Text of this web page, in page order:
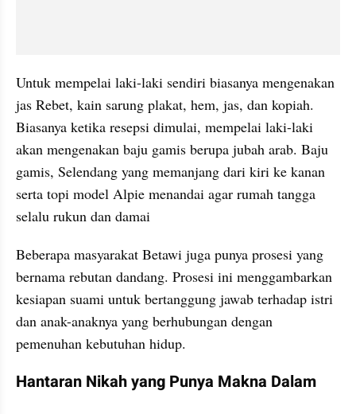
Untuk mempelai laki-laki sendiri biasanya mengenakan
jas Rebet, kain sarung plakat, hem, jas, dan kopiah.
Biasanya ketika resepsi dimulai, mempelai laki-laki
akan mengenakan baju gamis berupa jubah arab. Baju
gamis, Selendang yang memanjang dari kiri ke kanan
serta topi model Alpie menandai agar rumah tangga
selalu rukun dan damai
Beberapa masyarakat Betawi juga punya prosesi yang
bernama rebutan dandang. Prosesi ini menggambarkan
kesiapan suami untuk bertanggung jawab terhadap istri
dan anak-anaknya yang berhubungan dengan
pemenuhan kebutuhan hidup.
Hantaran Nikah yang Punya Makna Dalam